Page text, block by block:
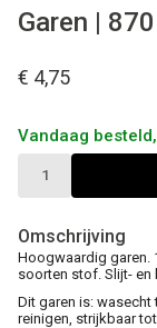
Garen | 870
€ 4,75
Vandaag
Omschrijving
Hoogwaardig garen.
soorten stof. Slijt- en
Dit garen is: wasecht
reinigen, strijkbaar